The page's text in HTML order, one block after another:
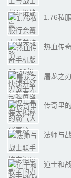
1.76私
热血传
屠龙之
传奇里
法师与
道士和